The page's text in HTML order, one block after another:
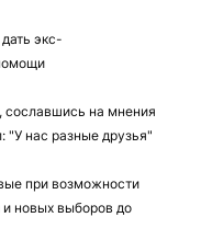
экс-
сославшись на мнения
"У нас разные друзья"
при возможности
и новых выборов до